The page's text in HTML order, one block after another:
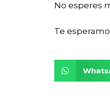
No esperes
Te